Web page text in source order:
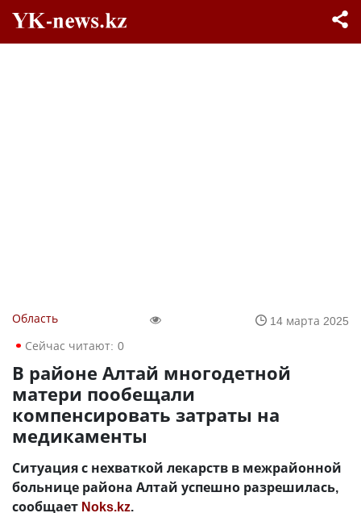
Область
14 марта 2025
Сейчас читают: 0
В районе Алтай многодетной
матери пообещали
компенсировать затраты на
медикаменты
Ситуация с нехваткой лекарств в межрайонной
больнице района Алтай успешно разрешилась,
сообщает Noks.kz.